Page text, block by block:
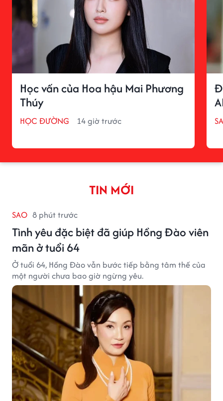
Học vấn của Hoa hậu Mai Phương
Thúy
HỌC ĐƯỜNG 14 giờ trước
TIN MỚI
SAO 8 phút trước
Tình yêu đặc biệt đã giúp Hồng Đào viên
mãn ở tuổi 64
Ở tuổi 64, Hồng Đào vẫn bước tiếp bằng tâm thế của
một người chưa bao giờ ngừng yêu.